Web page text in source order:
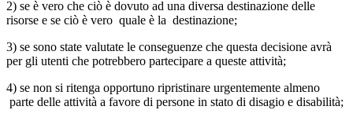
2) se è vero che ciò è dovuto ad una diversa destinazione delle
risorse e se ciò è vero quale è la destinazione;
3) se sono state valutate le conseguenze che questa decisione avrà
per gli utenti che potrebbero partecipare a queste attività;
4) se non si ritenga opportuno ripristinare urgentemente almeno
parte delle attività a favore di persone in stato di disagio e disabilità;